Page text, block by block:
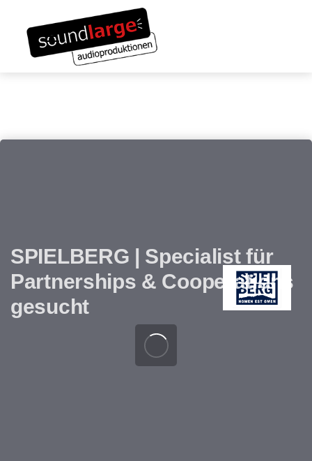
überspringen
Inhalt
springen
SPIELBERG | Specialist für
Partnerships & Cooperations
gesucht